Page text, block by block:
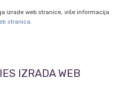
izrade web stranice, više informacija
stranica.
IZRADA WEB